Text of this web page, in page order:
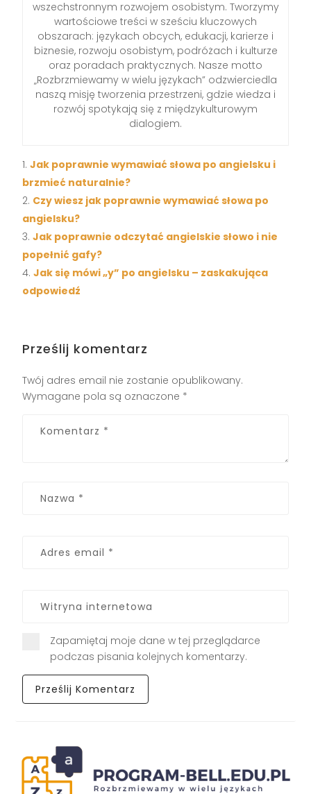
wszechstronnym rozwojem osobistym. Tworzymy
wartościowe treści w sześciu kluczowych
obszarach: językach obcych, edukacji, karierze i
biznesie, rozwoju osobistym, podróżach i kulturze
oraz poradach praktycznych. Nasze motto
„Rozbrzmiewamy w wielu językach” odzwierciedla
naszą misję tworzenia przestrzeni, gdzie wiedza i
rozwój spotykają się z międzykulturowym
dialogiem.
Jak poprawnie wymawiać słowa po angielsku i
brzmieć naturalnie?
Czy wiesz jak poprawnie wymawiać słowa po
angielsku?
Jak poprawnie odczytać angielskie słowo i nie
popełnić gafy?
Jak się mówi „y” po angielsku – zaskakująca
odpowiedź
Prześlij komentarz
Twój adres email nie zostanie opublikowany.
Wymagane pola są oznaczone *
Zapamiętaj moje dane w tej przeglądarce
podczas pisania kolejnych komentarzy.